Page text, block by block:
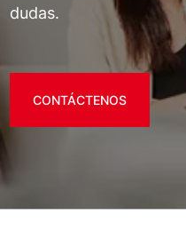
dudas.
CONTÁCTENOS